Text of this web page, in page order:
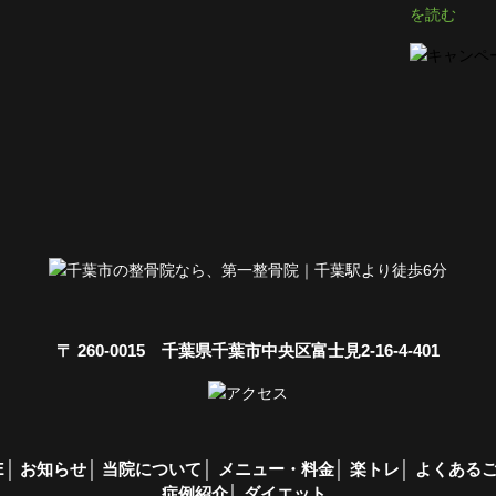
を読む
〒 260-0015 千葉県千葉市中央区富士見2-16-4-401
お知らせ 当院について メニュー・料金 楽トレ
よくある